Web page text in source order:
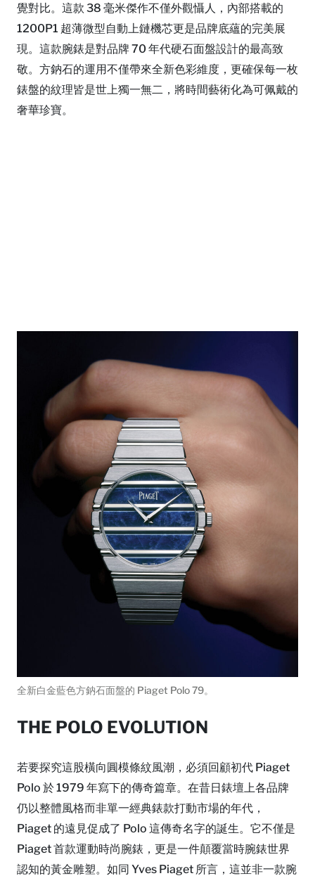
覺對比。這款 38 毫米傑作不僅外觀懾人，內部搭載的
1200P1 超薄微型自動上鏈機芯更是品牌底蘊的完美展
現。這款腕錶是對品牌 70 年代硬石面盤設計的最高致
敬。方鈉石的運用不僅帶來全新色彩維度，更確保每一枚
錶盤的紋理皆是世上獨一無二，將時間藝術化為可佩戴的
奢華珍寶。
全新白金藍色方鈉石面盤的 Piaget Polo 79。
THE POLO EVOLUTION
若要探究這股橫向圓模條紋風潮，必須回顧初代 Piaget
Polo 於 1979 年寫下的傳奇篇章。在昔日錶壇上各品牌
仍以整體風格而非單一經典錶款打動市場的年代，
Piaget 的遠見促成了 Polo 這傳奇名字的誕生。它不僅是
Piaget 首款運動時尚腕錶，更是一件顛覆當時腕錶世界
認知的黃金雕塑。如同 Yves Piaget 所言，這並非一款腕